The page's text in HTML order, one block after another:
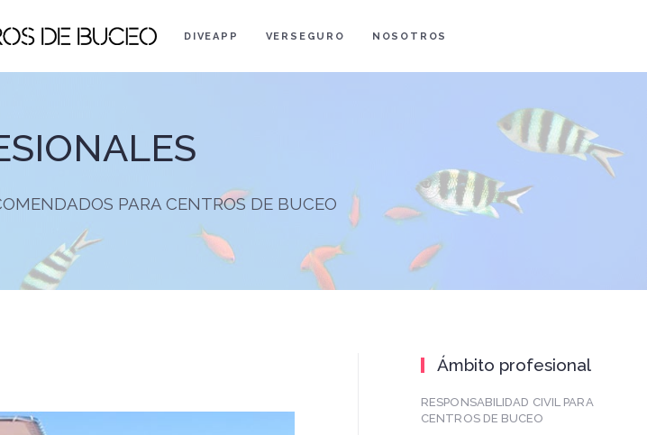
DIVEAPP VERSEGURO NOSOTROS
PARA CENTROS DE BUCEO
Ámbito profesional
RESPONSABILIDAD CIVIL PARA
CENTROS DE BUCEO